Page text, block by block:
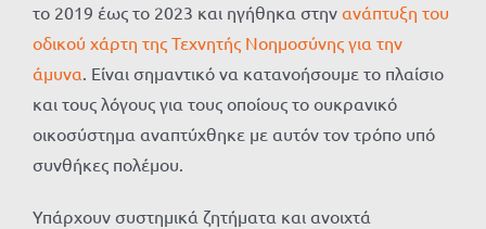
το 2019 έως το 2023 και ηγήθηκα στην ανάπτυξη του
οδικού χάρτη της Τεχνητής Νοημοσύνης για την
άμυνα. Είναι σημαντικό να κατανοήσουμε το πλαίσιο
και τους λόγους για τους οποίους το ουκρανικό
οικοσύστημα αναπτύχθηκε με αυτόν τον τρόπο υπό
συνθήκες πολέμου.
Υπάρχουν συστημικά ζητήματα και ανοιχτά